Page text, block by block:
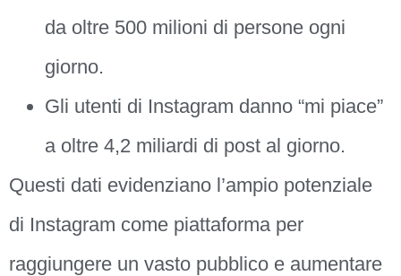
da oltre 500 milioni di persone ogni
giorno.
Gli utenti di Instagram danno “mi piace”
a oltre 4,2 miliardi di post al giorno.
Questi dati evidenziano l’ampio potenziale
di Instagram come piattaforma per
raggiungere un vasto pubblico e aumentare